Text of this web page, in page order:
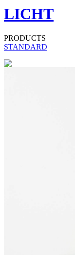
LICHT
PRODUCTS
STANDARD